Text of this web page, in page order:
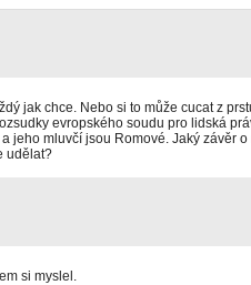
jak chce. Nebo si to může cucat z
evropského soudu pro lidská
jeho mluvčí jsou Romové. Jaký závěr o
udělat?
si myslel.